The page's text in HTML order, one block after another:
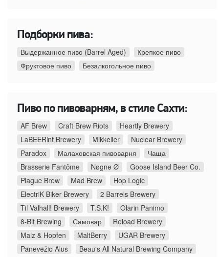
Подборки пива:
Выдержанное пиво (Barrel Aged)
Крепкое пиво
Фруктовое пиво
Безалкогольное пиво
Пиво по пивоварням, в стиле Сахти:
AF Brew Craft Brew Riots
Heartly Brewery
LaBEERint Brewery
Mikkeller
Nuclear Brewery
Paradox
Малаховская пивоварня
Чаща
Brasserie Fantôme
Nøgne Ø
Goose Island Beer Co.
Plague Brew
Mad Brew
Hop Logic
ElectriK Biker Brewery
2 Barrels Brewery
Til Valhall! Brewery
T.S.K!
Olarin Panimo
8-Bit Brewing
Самовар
Reload Brewery
Malz & Hopfen
MaltBerry
UGAR Brewery
Panevėžio Alus
Beau's All Natural Brewing Company